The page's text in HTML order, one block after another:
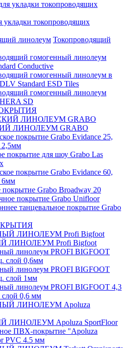
укладки токопроводящих
Токопроводящий
гомогенный линолеум
Conductive
гомогенный линолеум в
Standard ESD Tiles
гомогенный линолеум
SD
ЛИНОЛЕУМ GRABO
покрытие Grabo Evidance 25,
2,5мм
покрытие для шоу Grabo Las
покрытие Grabo Evidance 60,
6мм
покрытие Grabo Broadway 20
покрытие Grabo Unifloor
танцевальное покрытие Grabo
ЛИНОЛЕУМ Profi Bigfoot
линолеум PROFI BIGFOOT
слой 0,6мм
линолеум PROFI BIGFOOT
слой 1мм
линолеум PROFI BIGFOOT 4,3
0,6 мм
Apoluza SportFloor
ПВХ-покрытие "Apoluza
PVC 4.5 мм